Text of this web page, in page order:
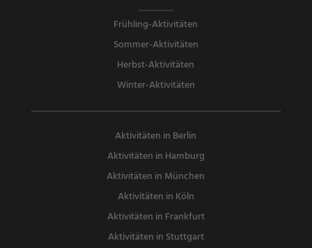
Frühling-Aktivitäten
Sommer-Aktivitäten
Herbst-Aktivitäten
Winter-Aktivitäten
Aktivitäten in Berlin
Aktivitäten in Hamburg
Aktivitäten in München
Aktivitäten in Köln
Aktivitäten in Frankfurt
Aktivitäten in Stuttgart